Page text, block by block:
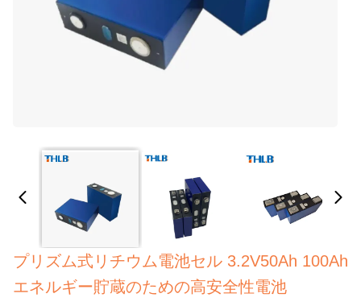
プリズム式リチウム電池セル 3.2V50Ah 100Ah
エネルギー貯蔵のための高安全性電池